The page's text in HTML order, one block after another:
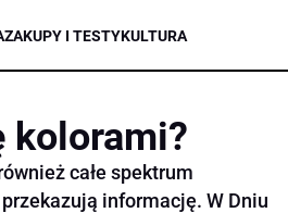
ZAKUPY I TESTYKULTURA
kolorami?
całe spektrum
informację. W Dniu